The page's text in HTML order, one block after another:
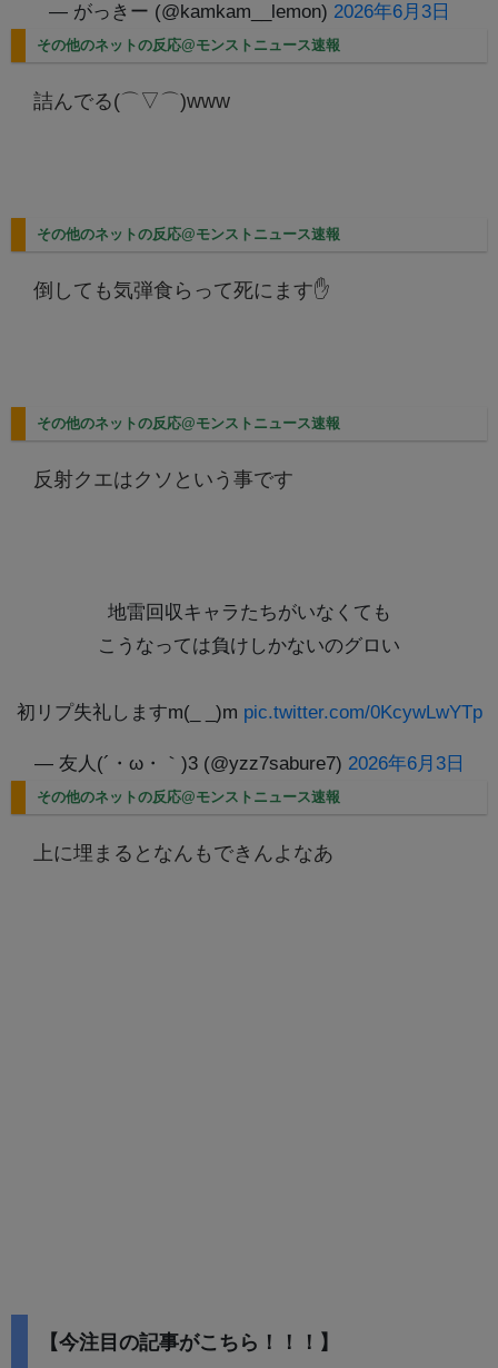
— がっきー (@kamkam__lemon) 2026年6月3日
その他のネットの反応@モンストニュース速報
詰んでる(⌒▽⌒)www
その他のネットの反応@モンストニュース速報
倒しても気弾食らって死にます✋
その他のネットの反応@モンストニュース速報
反射クエはクソという事です
地雷回収キャラたちがいなくても
こうなっては負けしかないのグロい
初リプ失礼しますm(_ _)m pic.twitter.com/0KcywLwYTp
— 友人(´・ω・｀)3 (@yzz7sabure7) 2026年6月3日
その他のネットの反応@モンストニュース速報
上に埋まるとなんもできんよなあ
【今注目の記事がこちら！！！】